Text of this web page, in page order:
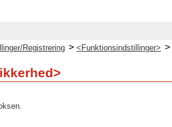
Registrering > <Funktionsindstillinger> >